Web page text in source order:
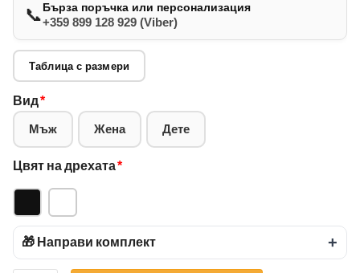
📞Бърза поръчка или персонализация
+359 899 128 929 (Viber)
Таблица с размери
Вид*
Мъж Жена Дете
Цвят на дрехата*
🎁 Направи комплект +